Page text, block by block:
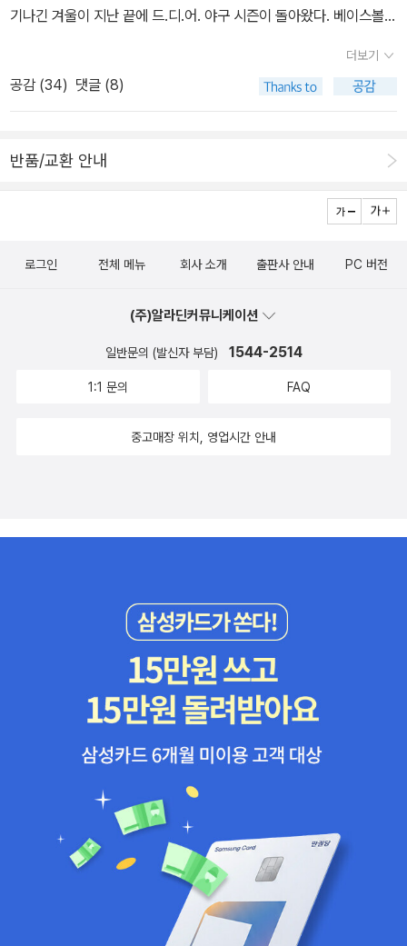
기나긴 겨울이 지난 끝에 드.디.어. 야구 시즌이 돌아왔다. 베이스볼 2
리들이 있어 눈에 들어온다. 예판 이벤트 중에 개막전 첫 홈런의 주인
공을 맞추면 해당 선수의 사인볼을 준다고 해서 응모.ㅋ 최근에 나온
추신수의 책에도 슬쩍 눈길 한 번.한국학과 관련된 계간지 가운데 가
한 시각을 접할 수 있는 것도 좋지만, 서로간의 교류를 통해 하나의 담
이 든다. 바로 그 문헌과해석의 50호를 기념해 <한국학 그림과 만나
작업 한번 해보고 싶다고생각한 분들도 계셔서 꽤 알찬 독서가 될 듯
지에 들어간 제목자는 정민 선생님께서 쓰셨다고 한다.어쩐지 유머러
스한 제목이라 눈에 들어온 책. 오랫만에(라고 해봐야 고작 두 달;;)
어로들의 이야기가 그려지는 책이라고 한다. 하늘을 날 수도 있고 떨
감각에 여자를 밝히는 히어로, 태어나서 한 번도 화장실에서 볼일을
더보기
공감 (34) 댓글 (8)
반품/교환 안내
로그인 전체 메뉴 회사 소개 출판사 안내 PC 버전
(주)알라딘커뮤니케이션
일반문의 (발신자 부담) 1544-2514
1:1 문의 FAQ
중고매장 위치, 영업시간 안내